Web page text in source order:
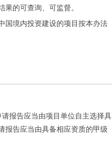
的可查询、可监督。
国境内投资建设的项目按本办法
报告应当由项目单位自主选择具
报告应当由具备相应资质的甲级